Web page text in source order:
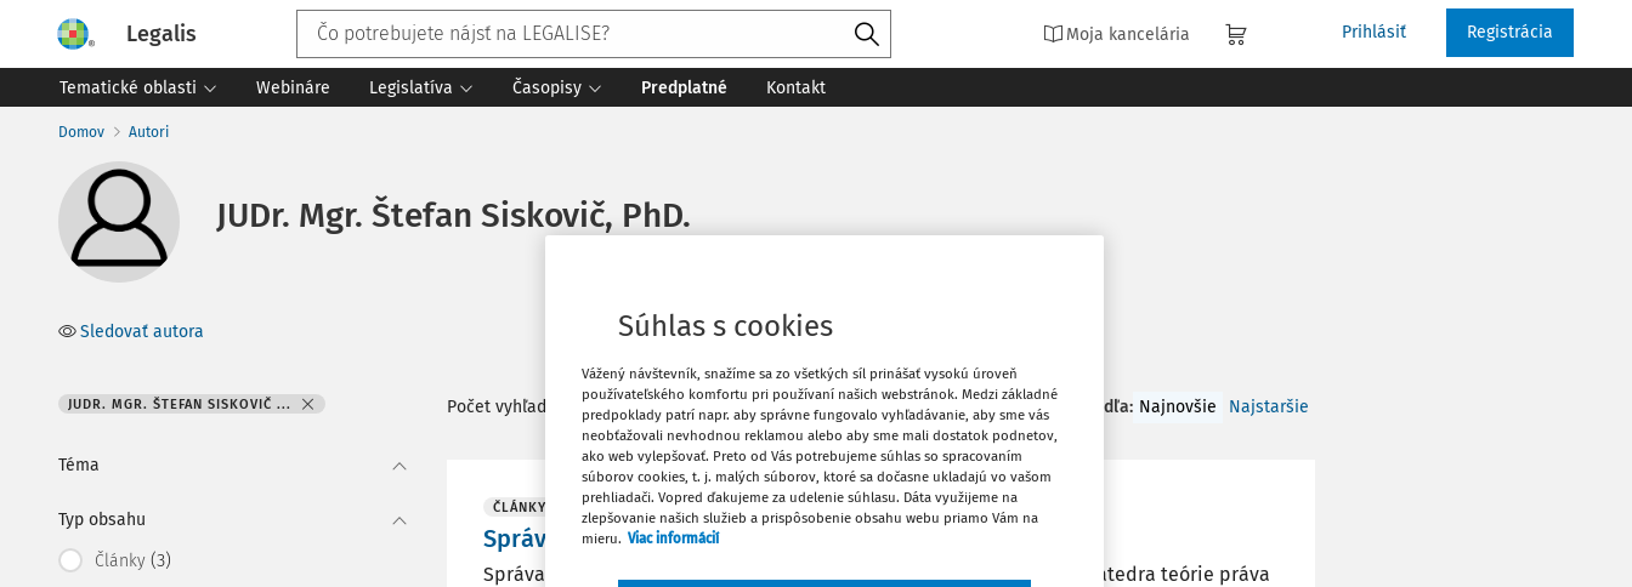
Legalis Moja kancelária Prihlásiť Registrácia
Tematické oblasti Webináre Legislatíva Časopisy Predplatné Kontakt
Domov Autori
JUDr. Mgr. Štefan Siskovič, PhD.
Sledovať autora
JUDR. MGR. ŠTEFAN SISKOVIČ ...
Téma
Typ obsahu
Články (3)
Počet vyhľadaných dokumentov: 3 Zoradiť podľa: Najnovšie Najstaršie
ČLÁNKY
Správa z Trnavských právnických dní 2016.
Správa z Trnavských právnických dní 2016. JUDr. Eduard Korpáš PhD. Katedra teórie práva
Súhlas s cookies
Vážený návštevník, snažíme sa zo všetkých síl prinášať vysokú úroveň
používateľského komfortu pri používaní našich webstránok. Medzi základné
predpoklady patrí napr. aby správne fungovalo vyhľadávanie, aby sme vás
neobťažovali nevhodnou reklamou alebo aby sme mali dostatok podnetov,
ako web vylepšovať. Preto od Vás potrebujeme súhlas so spracovaním
súborov cookies, t. j. malých súborov, ktoré sa dočasne ukladajú vo vašom
prehliadači. Vopred ďakujeme za udelenie súhlasu. Dáta využijeme na
zlepšovanie našich služieb a prispôsobenie obsahu webu priamo Vám na
mieru. Viac informácií